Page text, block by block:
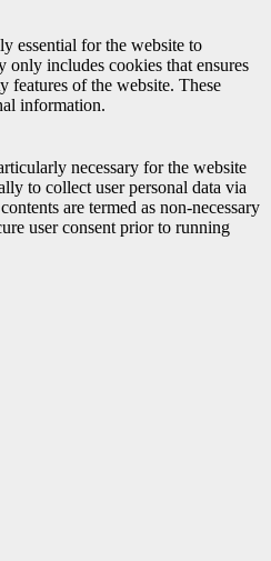
essential for the website to
includes cookies that ensures
features of the website. These
information.
necessary for the website
to collect user personal data via
are termed as non-necessary
user consent prior to running